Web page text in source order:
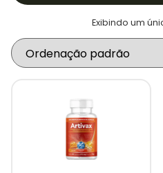
Exibindo um